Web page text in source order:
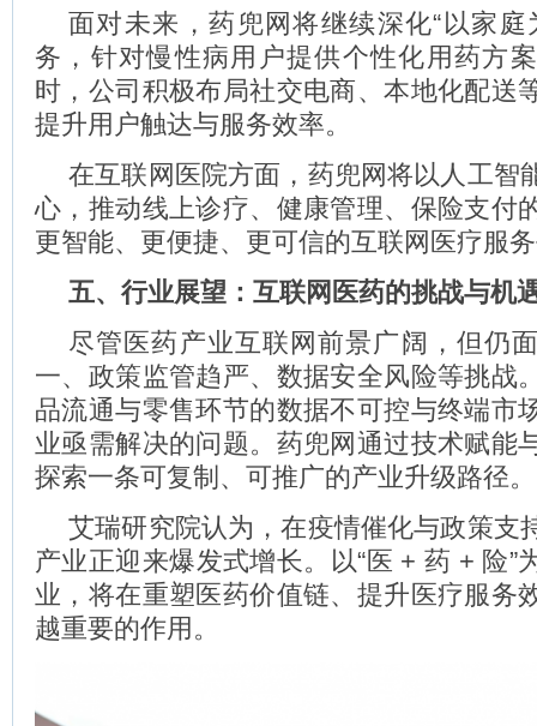
面对未来，药兜网将继续深化“以家庭
务，针对慢性病用户提供个性化用药方
时，公司积极布局社交电商、本地化配送
提升用户触达与服务效率。
在互联网医院方面，药兜网将以人工智
心，推动线上诊疗、健康管理、保险支付
更智能、更便捷、更可信的互联网医疗服
五、行业展望：互联网医药的挑战与机
尽管医药产业互联网前景广阔，但仍
一、政策监管趋严、数据安全风险等挑战
品流通与零售环节的数据不可控与终端市
业亟需解决的问题。药兜网通过技术赋能
探索一条可复制、可推广的产业升级路径。
艾瑞研究院认为，在疫情催化与政策支
产业正迎来爆发式增长。以“医 + 药 + 险”
业，将在重塑医药价值链、提升医疗服务
越重要的作用。